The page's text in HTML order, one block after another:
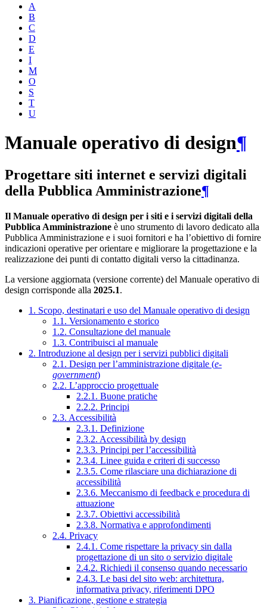
A
B
C
D
E
I
M
O
S
T
U
Manuale operativo di design¶
Progettare siti internet e servizi digitali
della Pubblica Amministrazione¶
Il Manuale operativo di design per i siti e i servizi digitali della
Pubblica Amministrazione è uno strumento di lavoro dedicato alla
Pubblica Amministrazione e i suoi fornitori e ha l’obiettivo di fornire
indicazioni operative per orientare e migliorare la progettazione e la
realizzazione dei punti di contatto digitali verso la cittadinanza.
La versione aggiornata (versione corrente) del Manuale operativo di
design corrisponde alla 2025.1.
1. Scopo, destinatari e uso del Manuale operativo di design
1.1. Versionamento e storico
1.2. Consultazione del manuale
1.3. Contribuisci al manuale
2. Introduzione al design per i servizi pubblici digitali
2.1. Design per l’amministrazione digitale (e-
government)
2.2. L’approccio progettuale
2.2.1. Buone pratiche
2.2.2. Principi
2.3. Accessibilità
2.3.1. Definizione
2.3.2. Accessibilità by design
2.3.3. Principi per l’accessibilità
2.3.4. Linee guida e criteri di successo
2.3.5. Come rilasciare una dichiarazione di
accessibilità
2.3.6. Meccanismo di feedback e procedura di
attuazione
2.3.7. Obiettivi accessibilità
2.3.8. Normativa e approfondimenti
2.4. Privacy
2.4.1. Come rispettare la privacy sin dalla
progettazione di un sito o servizio digitale
2.4.2. Richiedi il consenso quando necessario
2.4.3. Le basi del sito web: architettura,
informativa privacy, riferimenti DPO
3. Pianificazione, gestione e strategia